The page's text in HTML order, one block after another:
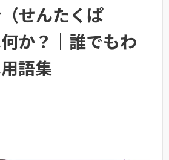
（せんたくぱ
か？｜誰でもわ
語集